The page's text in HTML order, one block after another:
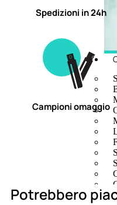
Spedizioni in 24h
Campioni omaggio
Potrebbero